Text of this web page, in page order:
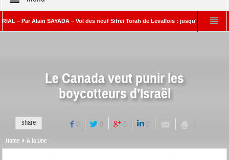
Alain SAYADA – Vol des neuf Sifrei Torah de Levallois : jusqu’à quand le silence
Le Canada veut punir les
boycotteurs d’Israël
share 0 0 0 0
Home A la Une